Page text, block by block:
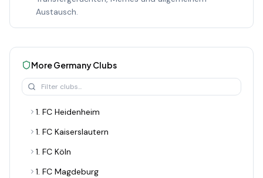
Austausch.
MoreGermanyClubs
1. FC Heidenheim
1. FC Kaiserslautern
1. FC Köln
1. FC Magdeburg